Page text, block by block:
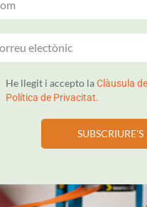
He llegit i accepto laClàusula
Política de Privacitat.
SUBSCRIURE'S